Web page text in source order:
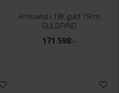
Armband i 18K guld 19cm
GULDFYND
171 598:-